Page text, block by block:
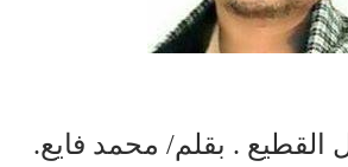
القطيع . بقلم/ محمد فايع.